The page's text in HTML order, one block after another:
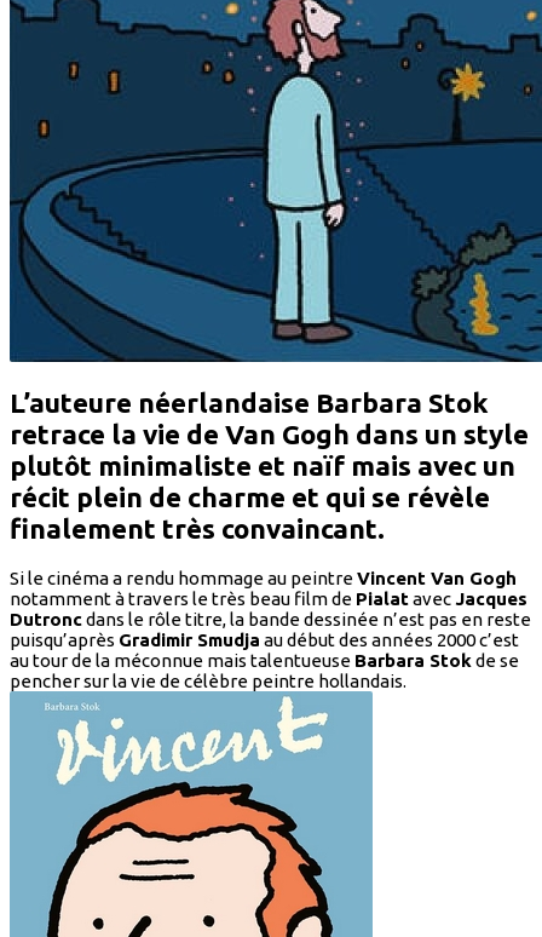
L’auteure néerlandaise Barbara Stok
retrace la vie de Van Gogh dans un style
plutôt minimaliste et naïf mais avec un
récit plein de charme et qui se révèle
finalement très convaincant.
Si le cinéma a rendu hommage au peintreVincent Van Gogh
notamment à travers le très beau film de Pialatavec Jacques
Dutroncdans le rôle titre, la bande dessinée n’est pas en reste
puisqu’après Gradimir Smudja au début des années 2000 c’est
au tour de la méconnue mais talentueuse Barbara Stokde se
pencher sur la vie de célèbre peintre hollandais.